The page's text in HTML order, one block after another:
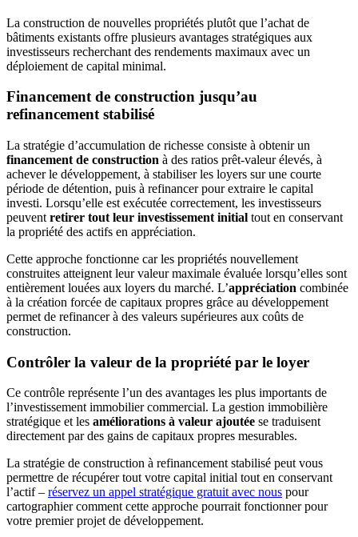
La construction de nouvelles propriétés plutôt que l’achat de
bâtiments existants offre plusieurs avantages stratégiques aux
investisseurs recherchant des rendements maximaux avec un
déploiement de capital minimal.
Financement de construction jusqu’au
refinancement stabilisé
La stratégie d’accumulation de richesse consiste à obtenir un
financement de construction à des ratios prêt-valeur élevés, à
achever le développement, à stabiliser les loyers sur une courte
période de détention, puis à refinancer pour extraire le capital
investi. Lorsqu’elle est exécutée correctement, les investisseurs
peuvent retirer tout leur investissement initial tout en conservant
la propriété des actifs en appréciation.
Cette approche fonctionne car les propriétés nouvellement
construites atteignent leur valeur maximale évaluée lorsqu’elles sont
entièrement louées aux loyers du marché. L’appréciation combinée
à la création forcée de capitaux propres grâce au développement
permet de refinancer à des valeurs supérieures aux coûts de
construction.
Contrôler la valeur de la propriété par le loyer
Ce contrôle représente l’un des avantages les plus importants de
l’investissement immobilier commercial. La gestion immobilière
stratégique et les améliorations à valeur ajoutée se traduisent
directement par des gains de capitaux propres mesurables.
La stratégie de construction à refinancement stabilisé peut vous
permettre de récupérer tout votre capital initial tout en conservant
l’actif – réservez un appel stratégique gratuit avec nous pour
cartographier comment cette approche pourrait fonctionner pour
votre premier projet de développement.